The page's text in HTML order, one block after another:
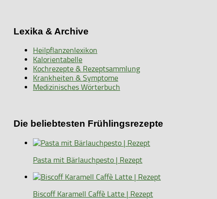
Lexika & Archive
Heilpflanzenlexikon
Kalorientabelle
Kochrezepte & Rezeptsammlung
Krankheiten & Symptome
Medizinisches Wörterbuch
Die beliebtesten Frühlingsrezepte
Pasta mit Bärlauchpesto | Rezept
Biscoff Karamell Caffè Latte | Rezept